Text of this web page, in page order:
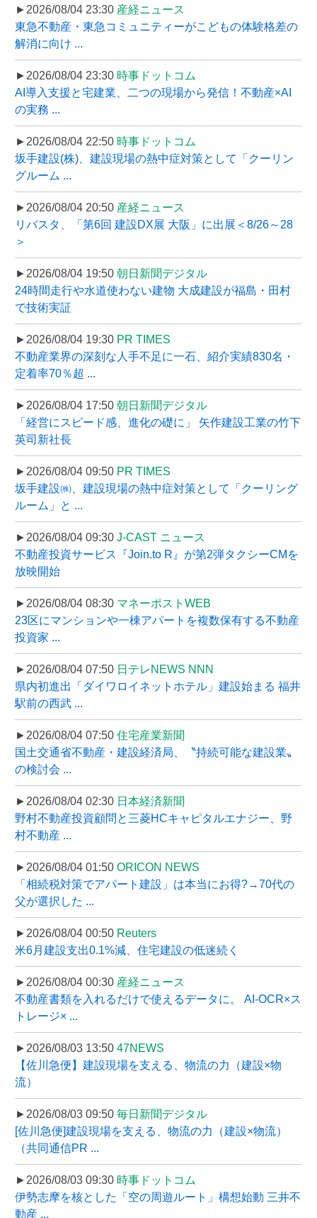
►2026/08/04 23:30 産経ニュース
東急不動産・東急コミュニティーがこどもの体験格差の
解消に向け ...
►2026/08/04 23:30 時事ドットコム
AI導入支援と宅建業、二つの現場から発信！不動産×AI
の実務 ...
►2026/08/04 22:50 時事ドットコム
坂手建設(株)、建設現場の熱中症対策として「クーリン
グルーム ...
►2026/08/04 20:50 産経ニュース
リバスタ、「第6回 建設DX展 大阪」に出展＜8/26～28
＞
►2026/08/04 19:50 朝日新聞デジタル
24時間走行や水道使わない建物 大成建設が福島・田村
で技術実証
►2026/08/04 19:30 PR TIMES
不動産業界の深刻な人手不足に一石、紹介実績830名・
定着率70％超 ...
►2026/08/04 17:50 朝日新聞デジタル
「経営にスピード感、進化の礎に」 矢作建設工業の竹下
英司新社長
►2026/08/04 09:50 PR TIMES
坂手建設㈱、建設現場の熱中症対策として「クーリング
ルーム」と ...
►2026/08/04 09:30 J-CAST ニュース
不動産投資サービス『Join.to R』が第2弾タクシーCMを
放映開始
►2026/08/04 08:30 マネーポストWEB
23区にマンションや一棟アパートを複数保有する不動産
投資家 ...
►2026/08/04 07:50 日テレNEWS NNN
県内初進出「ダイワロイネットホテル」建設始まる 福井
駅前の西武 ...
►2026/08/04 07:50 住宅産業新聞
国土交通省不動産・建設経済局、〝持続可能な建設業〟
の検討会 ...
►2026/08/04 02:30 日本経済新聞
野村不動産投資顧問と三菱HCキャピタルエナジー、野
村不動産 ...
►2026/08/04 01:50 ORICON NEWS
「相続税対策でアパート建設」は本当にお得?→70代の
父が選択した ...
►2026/08/04 00:50 Reuters
米6月建設支出0.1%減、住宅建設の低迷続く
►2026/08/04 00:30 産経ニュース
不動産書類を入れるだけで使えるデータに。 AI-OCR×ス
トレージ× ...
►2026/08/03 13:50 47NEWS
【佐川急便】建設現場を支える、物流の力（建設×物
流）
►2026/08/03 09:50 毎日新聞デジタル
[佐川急便]建設現場を支える、物流の力（建設×物流）
（共同通信PR ...
►2026/08/03 09:30 時事ドットコム
伊勢志摩を核とした「空の周遊ルート」構想始動 三井不
動産 ...